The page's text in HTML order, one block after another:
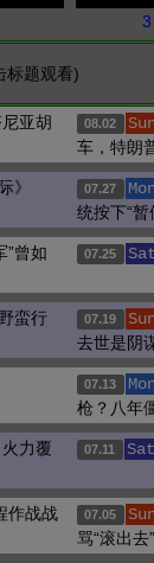
3
标题观看)
亚胡
08.02 Sun
车，特朗
》 07.27 Mon
统按下“
”曾如
07.25 Sat
蛮行
07.19 Sun
去世是阴
07.13 Mon
枪？八年
力覆
07.11 Sat
作战战
07.05 Sun
骂“滚出去